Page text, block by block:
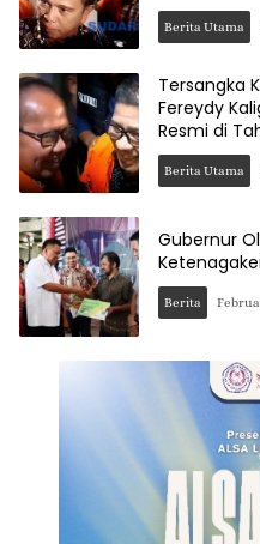
Berita Utama
Tersangka
Fereydy
Resmi di
Berita Utama
Gubernur
Berita